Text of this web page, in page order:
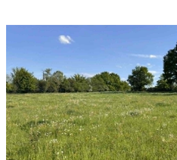
VOIR LE
CRITÈRES
Piscine
Terrasse